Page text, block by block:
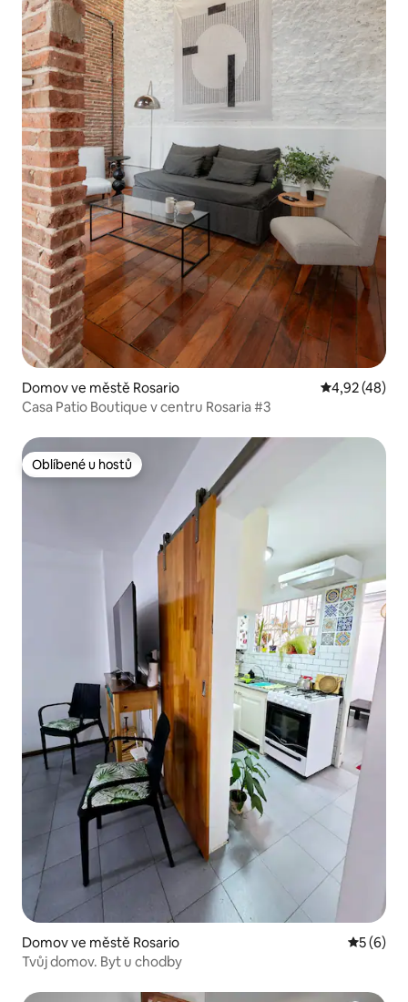
Domov ve městě Rosario Průměrné
4,92 (48)
Casa Patio Boutique v centru Rosaria #3
Oblíbené u hostů
Oblíbené u hostů
Domov ve městě Rosario
5 (6)
Tvůj domov. Byt u chodby